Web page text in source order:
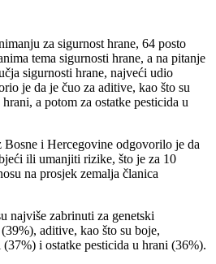
za sigurnost hrane, 64 posto
tema sigurnosti hrane, a na pitanje
sigurnosti hrane, najveći udio
je da je čuo za aditive, kao što su
a potom za ostatke pesticida u
Bosne i Hercegovine odgovorilo je da
ili umanjiti rizike, što je za 10
na prosjek zemalja članica
najviše zabrinuti za genetski
aditive, kao što su boje,
i ostatke pesticida u hrani (36%).